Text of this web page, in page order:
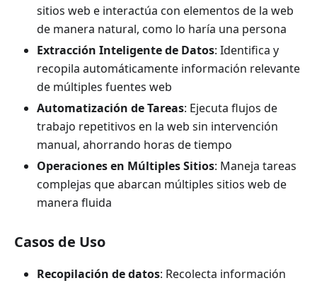
sitios web e interactúa con elementos de la web
de manera natural, como lo haría una persona
Extracción Inteligente de Datos: Identifica y
recopila automáticamente información relevante
de múltiples fuentes web
Automatización de Tareas: Ejecuta flujos de
trabajo repetitivos en la web sin intervención
manual, ahorrando horas de tiempo
Operaciones en Múltiples Sitios: Maneja tareas
complejas que abarcan múltiples sitios web de
manera fluida
Casos de Uso
Recopilación de datos: Recolecta información